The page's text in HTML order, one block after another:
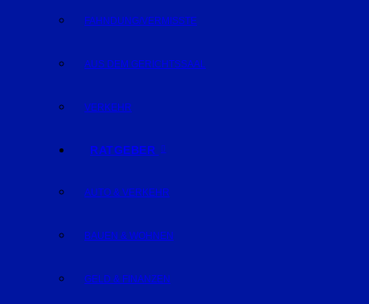
FAHNDUNG/VERMISSTE
AUS DEM GERICHTSSAAL
VERKEHR
RATGEBER
AUTO & VERKEHR
BAUEN & WOHNEN
GELD & FINANZEN